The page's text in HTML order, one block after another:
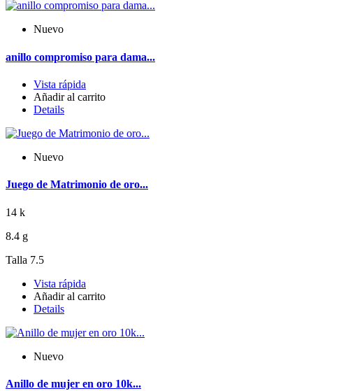
Nuevo
anillo compromiso para dama...
Vista rápida
Añadir al carrito
Details
Nuevo
Juego de Matrimonio de oro...
14 k
8.4 g
Talla 7.5
Vista rápida
Añadir al carrito
Details
Nuevo
Anillo de mujer en oro 10k...